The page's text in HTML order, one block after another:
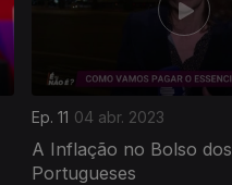
Ep. 11 04 abr. 2023
A Inflação no Bolso dos
Portugueses